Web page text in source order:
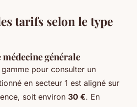
tarifs selon le type
générale
pour consulter un
en secteur 1 est aligné sur
soit environ 30 €. En